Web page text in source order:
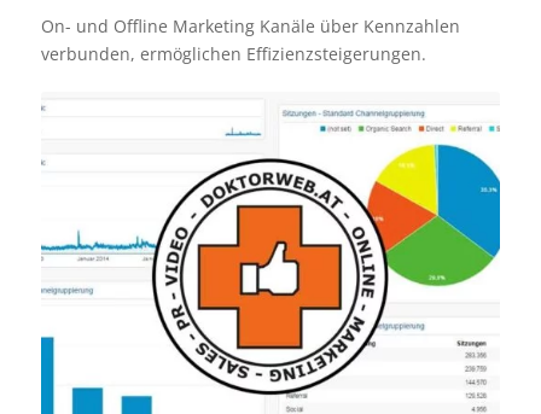
On- und Offline Marketing Kanäle über Kennzahlen
verbunden, ermöglichen Effizienzsteigerungen.